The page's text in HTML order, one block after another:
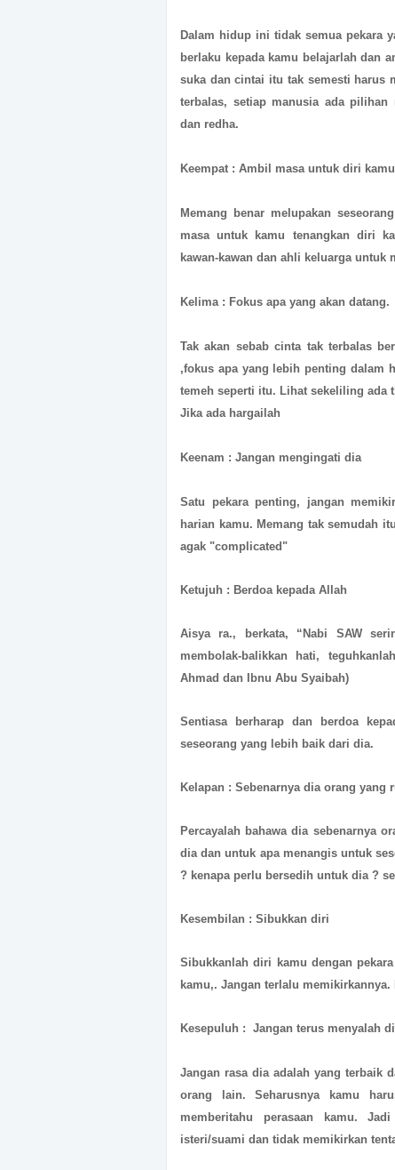
Dalam hidup ini tidak semua pekara
berlaku kepada kamu belajarlah dan
suka dan cintai itu tak semesti harus
terbalas, setiap manusia ada
dan redha.
Keempat : Ambil masa untuk diri kamu
Memang benar melupakan
masa untuk kamu tenangkan diri
kawan-kawan dan ahli keluarga untuk
Kelima : Fokus apa yang akan datang.
Tak akan sebab cinta tak terbalas
,fokus apa yang lebih penting dalam
temeh seperti itu. Lihat sekeliling ada
Jika ada hargailah
Keenam : Jangan mengingati dia
Satu pekara penting, jangan
harian kamu. Memang tak semudah
agak "complicated"
Ketujuh : Berdoa kepada Allah
Aisya ra., berkata, “Nabi SAW
membolak-balikkan hati,
Ahmad dan Ibnu Abu Syaibah)
Sentiasa berharap dan berdoa
seseorang yang lebih baik dari dia.
Kelapan : Sebenarnya dia orang yang
Percayalah bahawa dia sebenarnya
dia dan untuk apa menangis untuk
? kenapa perlu bersedih untuk dia ?
Kesembilan : Sibukkan diri
Sibukkanlah diri kamu dengan
kamu,. Jangan terlalu
Kesepuluh : Jangan terus menyalah
Jangan rasa dia adalah yang terbaik
orang lain. Seharusnya kamu
memberitahu perasaan kamu.
isteri/suami dan tidak memikirkan